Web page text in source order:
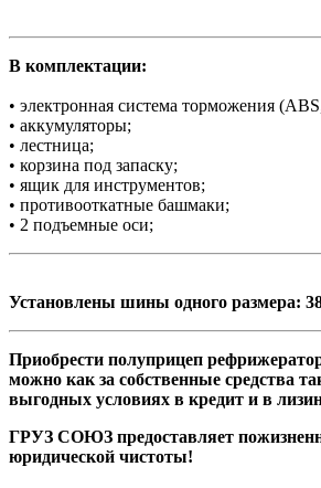
В комплектации:
• электронная система торможения
• аккумуляторы;
• лестница;
• корзина под запаску;
• ящик для инструментов;
• противооткатные башмаки;
• 2 подъемные оси;
Установлены шины одного размера:
Приобрести полуприцеп
можно как за собственные средства
выгодных условиях в кредит и в
ГРУЗ СОЮЗ предоставляет
юридической чистоты!